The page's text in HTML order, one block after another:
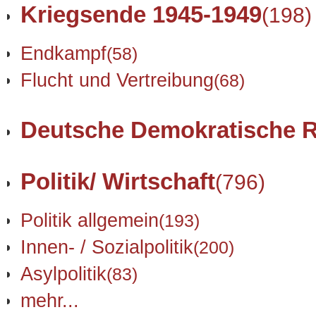
Kriegsende 1945-1949(198)
Endkampf(58)
Flucht und Vertreibung(68)
Deutsche Demokratische
Politik/ Wirtschaft(796)
Politik allgemein(193)
Innen- / Sozialpolitik(200)
Asylpolitik(83)
mehr...